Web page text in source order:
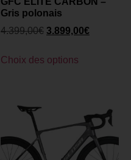
Gris polonais
4.399,00€ 3.899,00€
Choix des options